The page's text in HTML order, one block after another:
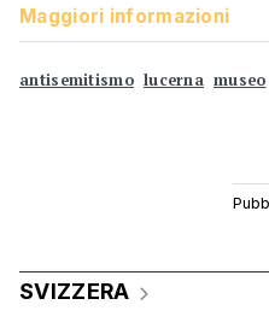
Maggiori informazioni
antisemitismo lucerna museo
SVIZZERA